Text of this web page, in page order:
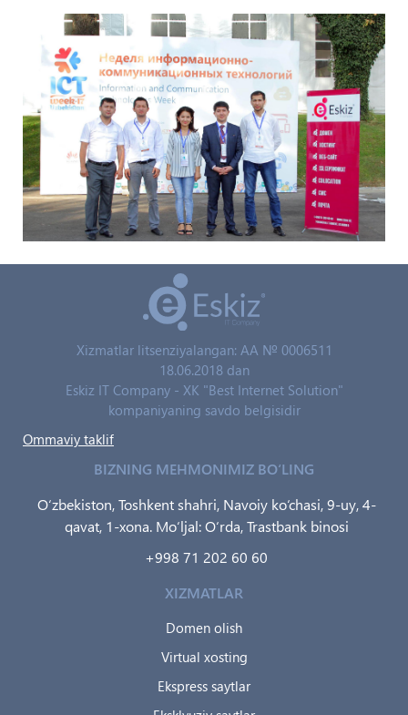
Xizmatlar litsenziyalangan: AA № 0006511
18.06.2018 dan
Eskiz IT Company - XK "Best Internet Solution"
kompaniyaning savdo belgisidir
Ommaviy taklif
BIZNING MEHMONIMIZ BO‘LING
O‘zbekiston, Toshkent shahri, Navoiy ko‘chasi, 9-uy, 4-
qavat, 1-xona. Mo‘ljal: O‘rda, Trastbank binosi
+998 71 202 60 60
XIZMATLAR
Domen olish
Virtual xosting
Ekspress saytlar